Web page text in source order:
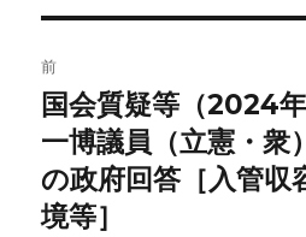
稿
ナ
ビ
前
前
の
投
稿:
国会質疑等（2024
一博議員（立憲・衆
の政府回答［入管収
境等］